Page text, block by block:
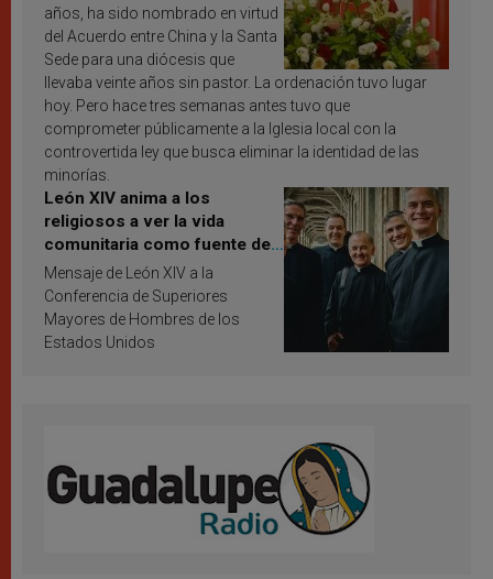
años, ha sido nombrado en virtud
del Acuerdo entre China y la Santa
Sede para una diócesis que
llevaba veinte años sin pastor. La ordenación tuvo lugar
hoy. Pero hace tres semanas antes tuvo que
comprometer públicamente a la Iglesia local con la
controvertida ley que busca eliminar la identidad de las
minorías.
León XIV anima a los
religiosos a ver la vida
comunitaria como fuente de
inspiración y santificación
Mensaje de León XIV a la
Conferencia de Superiores
Mayores de Hombres de los
Estados Unidos